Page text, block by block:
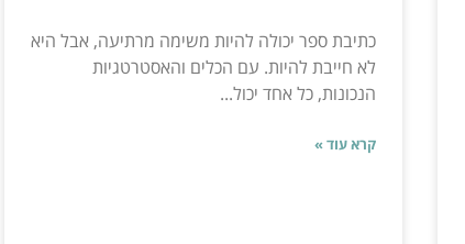
כתיבת ספר יכולה להיות משימה מרתיעה, אבל היא
לא חייבת להיות. עם הכלים והאסטרטגיות
הנכונות, כל אחד יכול...
קרא עוד »